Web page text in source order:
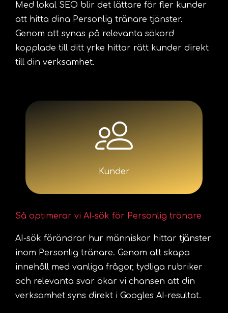
Med lokal SEO blir det lättare för fler kunder
att hitta dina Personlig tränare tjänster.
Genom att synas på relevanta sökord
kopplade till ditt yrke hittar rätt kunder direkt
till din verksamhet.
Kunder
Så optimerar vi AI-sök för Personlig tränare
AI-sök förändrar hur människor hittar tjänster
inom Personlig tränare. Genom att skapa
innehåll med vanliga frågor, tydliga rubriker
och relevanta svar ökar vi chansen att din
verksamhet syns direkt i Googles AI-resultat.